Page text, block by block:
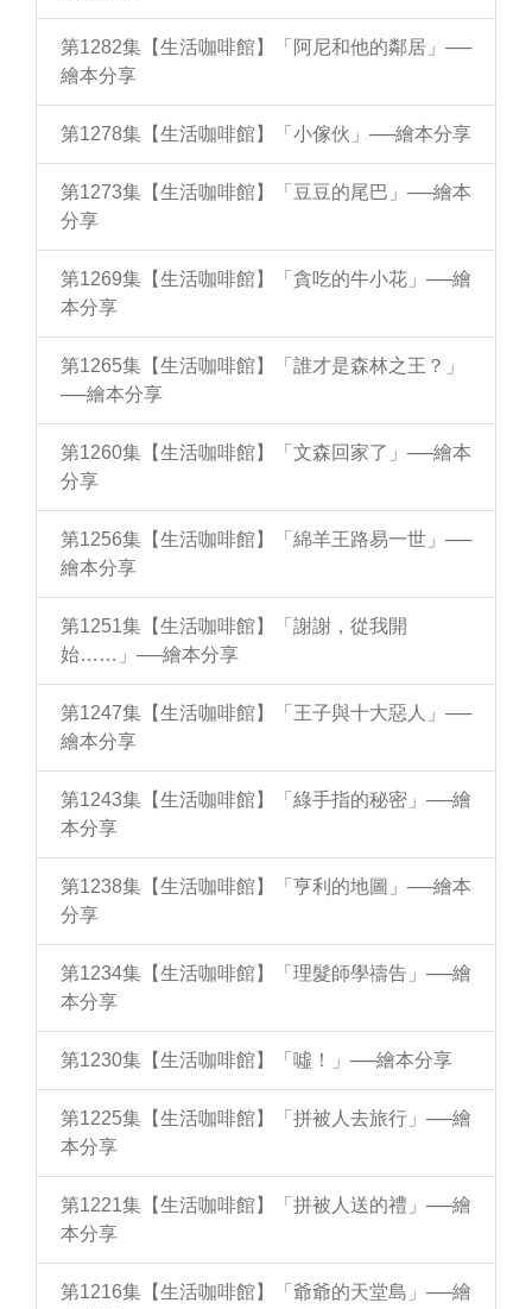
第1282集【生活咖啡館】「阿尼和他的鄰居」──
繪本分享
第1278集【生活咖啡館】「小傢伙」──繪本分享
第1273集【生活咖啡館】「豆豆的尾巴」──繪本
分享
第1269集【生活咖啡館】「貪吃的牛小花」──繪
本分享
第1265集【生活咖啡館】「誰才是森林之王？」
──繪本分享
第1260集【生活咖啡館】「文森回家了」──繪本
分享
第1256集【生活咖啡館】「綿羊王路易一世」──
繪本分享
第1251集【生活咖啡館】「謝謝，從我開
始……」──繪本分享
第1247集【生活咖啡館】「王子與十大惡人」──
繪本分享
第1243集【生活咖啡館】「綠手指的秘密」──繪
本分享
第1238集【生活咖啡館】「亨利的地圖」──繪本
分享
第1234集【生活咖啡館】「理髮師學禱告」──繪
本分享
第1230集【生活咖啡館】「噓！」──繪本分享
第1225集【生活咖啡館】「拼被人去旅行」──繪
本分享
第1221集【生活咖啡館】「拼被人送的禮」──繪
本分享
第1216集【生活咖啡館】「爺爺的天堂島」──繪